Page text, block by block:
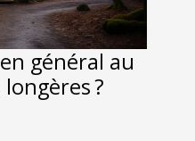
général au
?